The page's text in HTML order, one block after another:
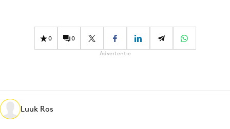
Gedragsverandering
Influencer marketing
Media
Merkstrategie
PR
0 0
Advertentie
Luuk Ros